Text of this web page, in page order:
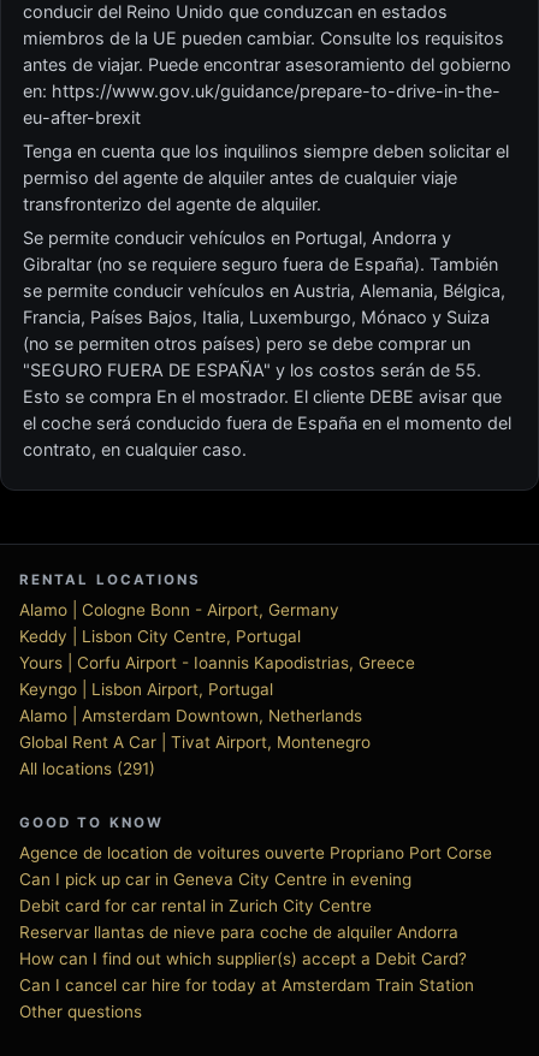
conducir del Reino Unido que conduzcan en estados
miembros de la UE pueden cambiar. Consulte los requisitos
antes de viajar. Puede encontrar asesoramiento del gobierno
en: https://www.gov.uk/guidance/prepare-to-drive-in-the-
eu-after-brexit
Tenga en cuenta que los inquilinos siempre deben solicitar el
permiso del agente de alquiler antes de cualquier viaje
transfronterizo del agente de alquiler.
Se permite conducir vehículos en Portugal, Andorra y
Gibraltar (no se requiere seguro fuera de España). También
se permite conducir vehículos en Austria, Alemania, Bélgica,
Francia, Países Bajos, Italia, Luxemburgo, Mónaco y Suiza
(no se permiten otros países) pero se debe comprar un
"SEGURO FUERA DE ESPAÑA" y los costos serán de 55.
Esto se compra En el mostrador. El cliente DEBE avisar que
el coche será conducido fuera de España en el momento del
contrato, en cualquier caso.
RENTAL LOCATIONS
Alamo | Cologne Bonn - Airport, Germany
Keddy | Lisbon City Centre, Portugal
Yours | Corfu Airport - Ioannis Kapodistrias, Greece
Keyngo | Lisbon Airport, Portugal
Alamo | Amsterdam Downtown, Netherlands
Global Rent A Car | Tivat Airport, Montenegro
All locations (291)
GOOD TO KNOW
Agence de location de voitures ouverte Propriano Port Corse
Can I pick up car in Geneva City Centre in evening
Debit card for car rental in Zurich City Centre
Reservar llantas de nieve para coche de alquiler Andorra
How can I find out which supplier(s) accept a Debit Card?
Can I cancel car hire for today at Amsterdam Train Station
Other questions